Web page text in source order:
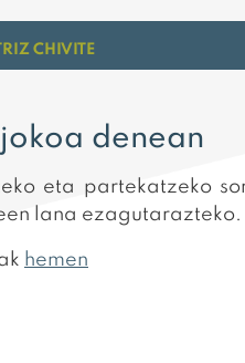
CHIVITE
denean
eta partekatzeko
lana ezagutarazteko.
hemen